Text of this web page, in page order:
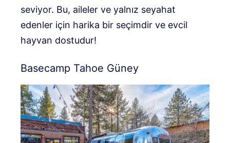
seviyor. Bu, aileler ve yalnız seyahat
edenler için harika bir seçimdir ve evcil
hayvan dostudur!
Basecamp Tahoe Güney